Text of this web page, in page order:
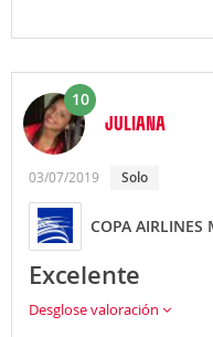
10
JULIANA
03/07/2019 Solo
COPA
Excelente
Desglose valoración